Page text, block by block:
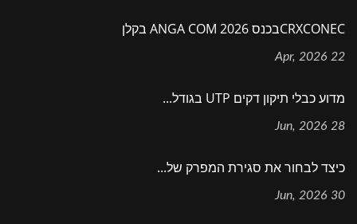
CRXCONECבכנס ANGA COM 2026 בקלן
22 Apr, 2026
מדוע כבלי תיקון דקים UTP בגודל...
28 Jun, 2026
כיצד לבחור את סגירת המפרק של...
30 Jun, 2026